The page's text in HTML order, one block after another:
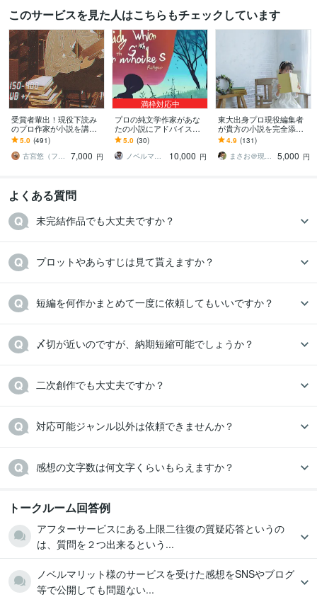
このサービスを見た人はこちらもチェックしています
受賞者輩出！現役下読み
のプロ作家が小説を講評
します プロから実践的な
アドバイスがもらえる！
純文〜ラノベまでＯＫ
5.0 (491)
古宮悠（フルミヤユウ）
7,000 円
満枠対応中
プロの純文学作家があな
たの小説にアドバイスし
ます 五大文芸誌系の新人
賞受賞作家が講評をしま
す
5.0 (30)
ノベルマリット
10,000 円
東大出身プロ現役編集者
が貴方の小説を完全添削
します 創作に悩む方、更
に作品を面白くしたい
方、デビューしたい方！
4.9 (131)
まさお＠現役プロ編集者
5,000 円
よくある質問
未完結作品でも大丈夫ですか？
プロットやあらすじは見て貰えますか？
短編を何作かまとめて一度に依頼してもいいですか？
〆切が近いのですが、納期短縮可能でしょうか？
二次創作でも大丈夫ですか？
対応可能ジャンル以外は依頼できませんか？
感想の文字数は何文字くらいもらえますか？
トークルーム回答例
アフターサービスにある上限二往復の質疑応答というの
は、質問を２つ出来るという...
ノベルマリット様のサービスを受けた感想をSNSやブログ
等で公開しても問題ない...